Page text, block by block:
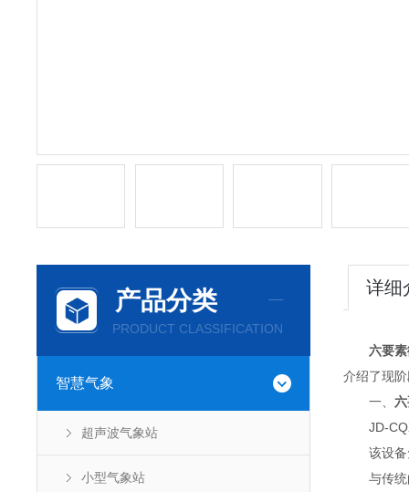
产品分类
PRODUCT CLASSIFICATION
智慧气象
超声波气象站
小型气象站
详细
六要
介绍了现
一、
JD-
该设备免
与传统的